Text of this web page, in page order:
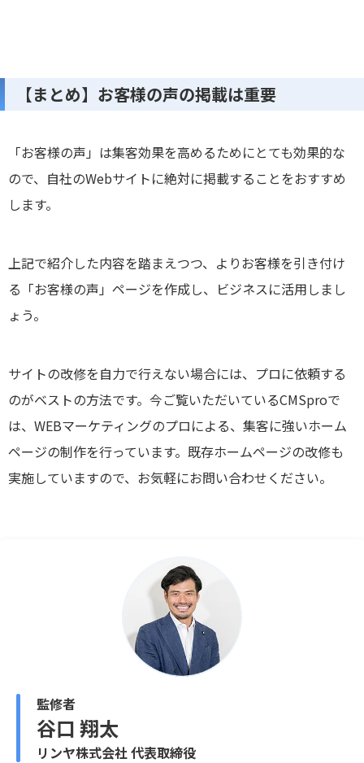
【まとめ】お客様の声の掲載は重要
「お客様の声」は集客効果を高めるためにとても効果的な
ので、自社のWebサイトに絶対に掲載することをおすすめ
します。
上記で紹介した内容を踏まえつつ、よりお客様を引き付け
る「お客様の声」ページを作成し、ビジネスに活用しまし
ょう。
サイトの改修を自力で行えない場合には、プロに依頼する
のがベストの方法です。今ご覧いただいているCMSproで
は、WEBマーケティングのプロによる、集客に強いホーム
ページの制作を行っています。既存ホームページの改修も
実施していますので、お気軽にお問い合わせください。
監修者
谷口 翔太
リンヤ株式会社 代表取締役